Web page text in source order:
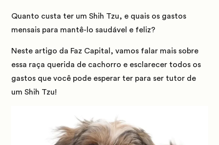
Quanto custa ter um Shih Tzu, e quais os gastos
mensais para mantê-lo saudável e feliz?
Neste artigo da Faz Capital, vamos falar mais sobre
essa raça querida de cachorro e esclarecer todos os
gastos que você pode esperar ter para ser tutor de
um Shih Tzu!